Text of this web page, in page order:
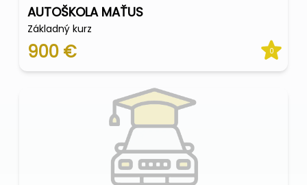
AUTOŠKOLA MAŤUS
Základný kurz
900 € 0